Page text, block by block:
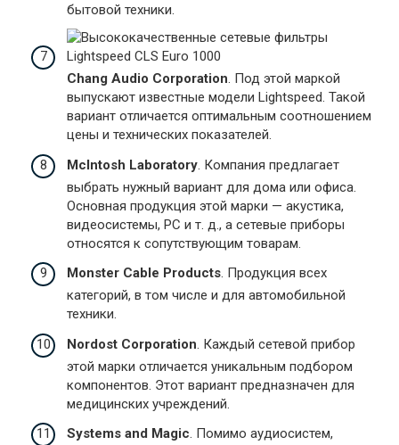
бытовой техники.
Chang Audio Corporation. Под этой маркой
выпускают известные модели Lightspeed. Такой
вариант отличается оптимальным соотношением
цены и технических показателей.
McIntosh Laboratory . Компания предлагает
выбрать нужный вариант для дома или офиса.
Основная продукция этой марки — акустика,
видеосистемы, PC и т. д., а сетевые приборы
относятся к сопутствующим товарам.
Monster Cable Products. Продукция всех
категорий, в том числе и для автомобильной
техники.
Nordost Corporation . Каждый сетевой прибор
этой марки отличается уникальным подбором
компонентов. Этот вариант предназначен для
медицинских учреждений.
Systems and Magic. Помимо аудиосистем,